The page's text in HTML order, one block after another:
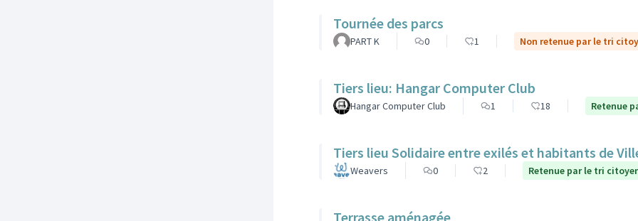
Tournée des parcs
PART K 0 1 Non retenue par le tri
Tiers lieu: Hangar Computer Club
Hangar Computer Club 1 18 Retenue
Tiers lieu Solidaire entre exilés et habitants de
Weavers 0 2 Retenue par le tri
Terrasse aménagée